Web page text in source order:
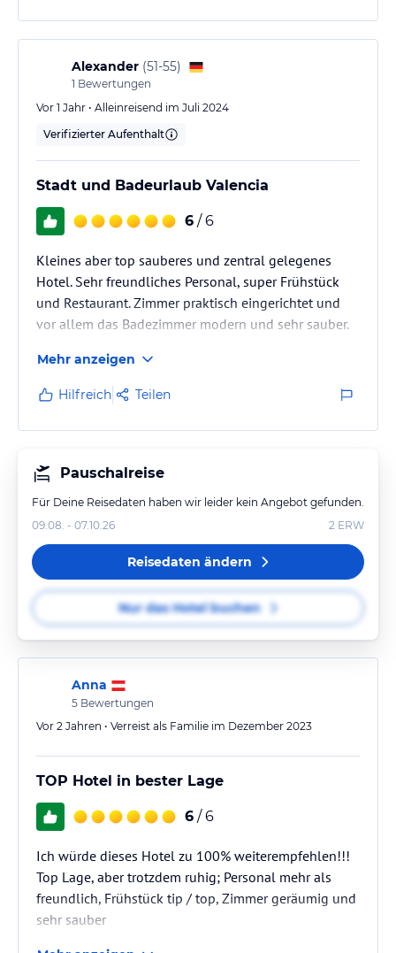
Alexander (51-55)
1 Bewertungen
Vor 1 Jahr • Alleinreisend im Juli 2024
Verifizierter Aufenthalt
Stadt und Badeurlaub Valencia
6 / 6
Kleines aber top sauberes und zentral gelegenes
Hotel. Sehr freundliches Personal, super Frühstück
und Restaurant. Zimmer praktisch eingerichtet und
vor allem das Badezimmer modern und sehr sauber.
Mehr anzeigen
Hilfreich Teilen
Pauschalreise
Für Deine Reisedaten haben wir leider kein Angebot gefunden.
09.08. - 07.10.26
2 ERW
Reisedaten ändern
Nur das Hotel buchen
Anna
5 Bewertungen
Vor 2 Jahren • Verreist als Familie im Dezember 2023
TOP Hotel in bester Lage
6 / 6
Ich würde dieses Hotel zu 100% weiterempfehlen!!!
Top Lage, aber trotzdem ruhig; Personal mehr als
freundlich, Frühstück tip / top, Zimmer geräumig und
sehr sauber